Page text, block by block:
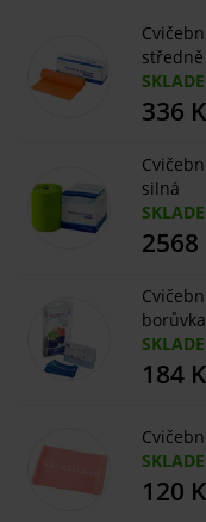
336
silná
2568
184
120